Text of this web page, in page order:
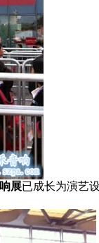
展已成长为演艺